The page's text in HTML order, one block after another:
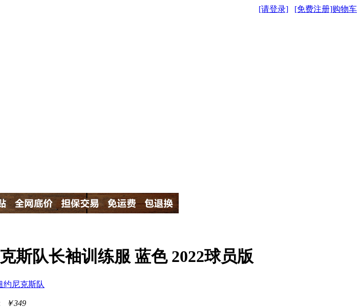
[请登录] [免费注册]购物车
斯队长袖训练服 蓝色 2022球员版
约尼克斯队
￥349